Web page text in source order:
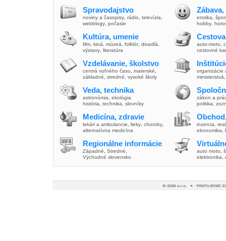
Spravodajstvo
noviny a časopisy rádio televízia
webblogy počasie
Kultúra, umenie
film kiná múzeá folklór, divadlá
výstavy literatúra
Vzdelávanie, školstvo
centrá voľného času materské
základné
stredné vysoké školy
Veda, technika
astronómia
ekológia
história
technika slovníky
Medicína, zdravie
lekári a ambulancie lieky choroby
alternatívna medicína
Regionálne informácie
Západné Stredné
Východné slovensko
erotika
hobby
auto-moto
cestovné
organizácie
ministerstvá
zákon a
politika
inzercia
ekonomika
auto moto
elektronika,